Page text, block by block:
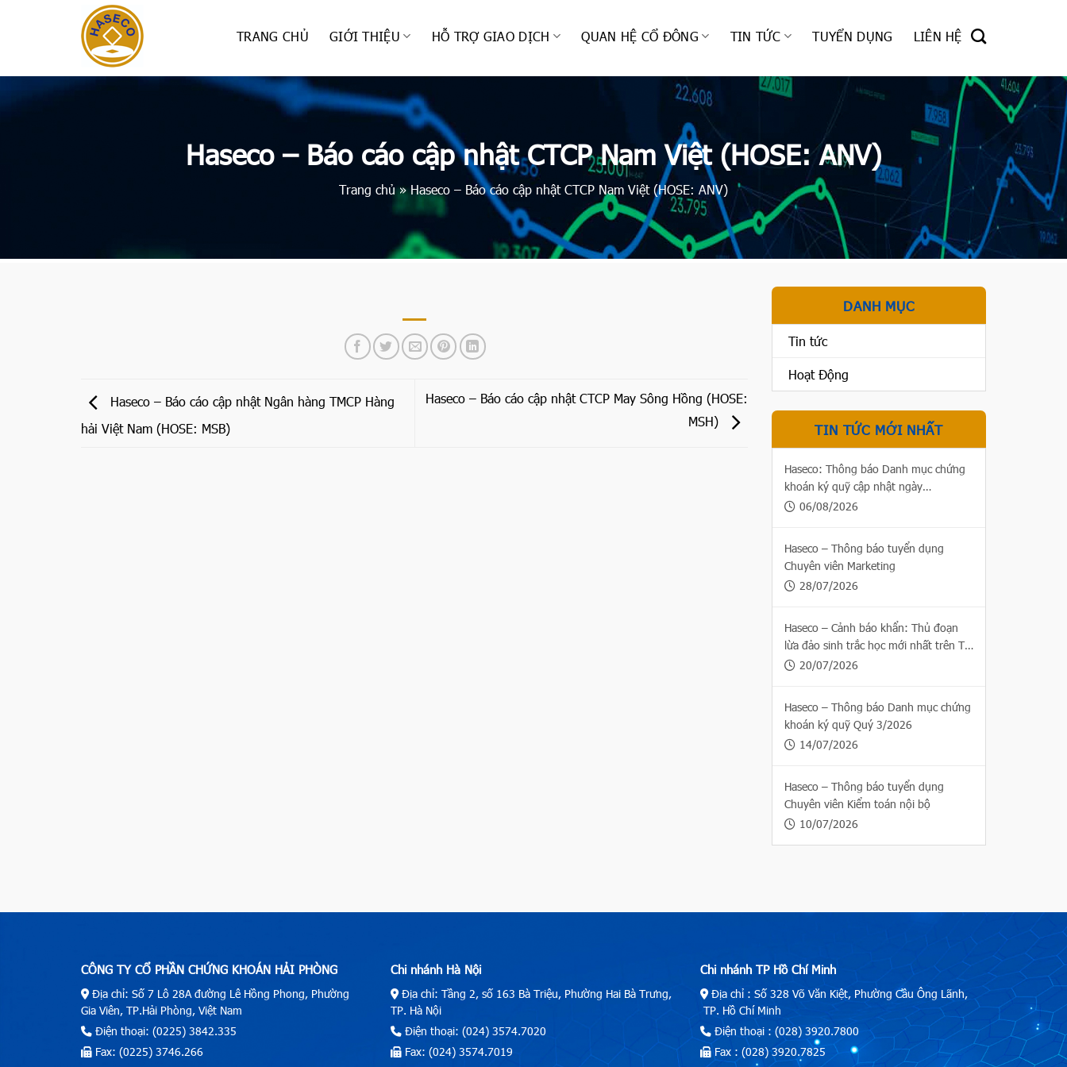
TRANG CHỦ GIỚI THIỆU HỖ TRỢ GIAO DỊCH QUAN HỆ CỔ ĐÔNG TIN TỨC TUYỂN DỤNG LIÊN HỆ
Haseco – Báo cáo cập nhật CTCP Nam Việt (HOSE: ANV)
Trang chủ»Haseco – Báo cáo cập nhật CTCP Nam Việt (HOSE: ANV)
Haseco – Báo cáo cập nhật Ngân hàng TMCP Hàng
hải Việt Nam (HOSE: MSB)
Haseco – Báo cáo cập nhật CTCP May Sông Hồng (HOSE:
MSH)
DANH MỤC
Tin tức
Hoạt Động
TIN TỨC MỚI NHẤT
Haseco: Thông báo Danh mục chứng
khoán ký quỹ cập nhật ngày
06/08/2026
06/08/2026
Haseco – Thông báo tuyển dụng
Chuyên viên Marketing
28/07/2026
Haseco – Cảnh báo khẩn: Thủ đoạn
lừa đảo sinh trắc học mới nhất trên Thị
trường chứng khoán
20/07/2026
Haseco – Thông báo Danh mục chứng
khoán ký quỹ Quý 3/2026
14/07/2026
Haseco – Thông báo tuyển dụng
Chuyên viên Kiểm toán nội bộ
10/07/2026
CÔNG TY CỔ PHẦN CHỨNG KHOÁN HẢI PHÒNG
Địa chỉ: Số 7 Lô 28A đường Lê Hồng Phong, Phường
Gia Viên, TP.Hải Phòng, Việt Nam
Điện thoại: (0225) 3842.335
Fax: (0225) 3746.266
Chi nhánh Hà Nội
Địa chỉ: Tầng 2, số 163 Bà Triệu, Phường Hai Bà Trưng,
TP. Hà Nội
Điện thoại: (024) 3574.7020
Fax: (024) 3574.7019
Chi nhánh TP Hồ Chí Minh
Địa chỉ : Số 328 Võ Văn Kiệt, Phường Cầu Ông Lãnh,
TP. Hồ Chí Minh
Điện thoại : (028) 3920.7800
Fax : (028) 3920.7825